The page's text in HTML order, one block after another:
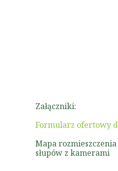
Załączniki:
Formularz ofertowy
Mapa
słupów z kamerami